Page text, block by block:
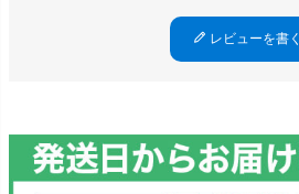
レビューを書く